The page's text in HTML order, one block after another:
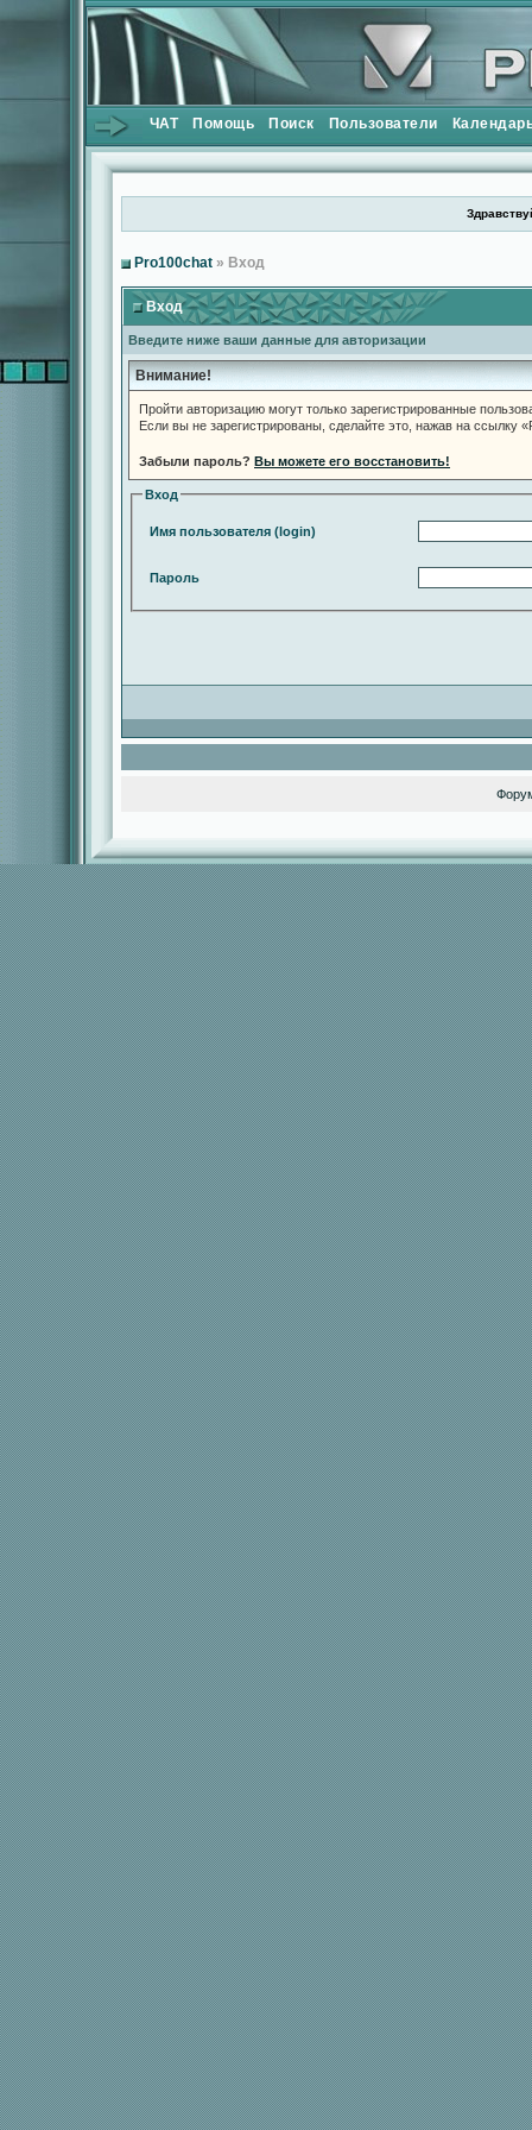
ЧАТ Помощь Поиск Пользователи
Pro100chat » Вход
Вход
Введите ниже ваши данные для авторизации
Внимание!
Пройти авторизацию могут только зарегистрированные
Если вы не зарегистрированы, сделайте это, нажав на ссылку
Забыли пароль? Вы можете его восстановить!
Вход
Имя пользователя (login)
Пароль